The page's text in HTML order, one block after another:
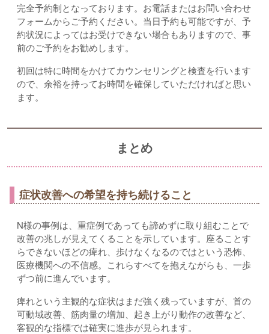
完全予約制となっております。お電話またはお問い合わせ
フォームからご予約ください。当日予約も可能ですが、予
約状況によってはお受けできない場合もありますので、事
前のご予約をお勧めします。
初回は特に時間をかけてカウンセリングと検査を行います
ので、余裕を持ってお時間を確保していただければと思い
ます。
まとめ
症状改善への希望を持ち続けること
N様の事例は、重症例であっても諦めずに取り組むことで
改善の兆しが見えてくることを示しています。座ることす
らできないほどの痺れ、歩けなくなるのではという恐怖、
医療機関への不信感。これらすべてを抱えながらも、一歩
ずつ前に進んでいます。
痺れという主観的な症状はまだ強く残っていますが、首の
可動域改善、筋肉量の増加、起き上がり動作の改善など、
客観的な指標では確実に進歩が見られます。